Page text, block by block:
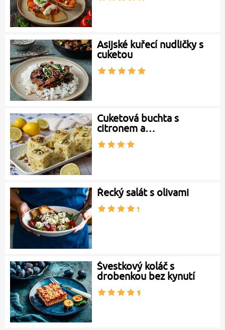
Asijské kuřecí nudličky s
cuketou
Cuketová buchta s
citronem a…
Řecký salát s olivami
Švestkový koláč s
drobenkou bez kynutí